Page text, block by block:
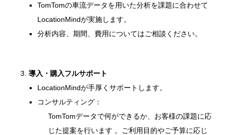
TomTomの車流データを用いた分析を課題に合わせて
LocationMindが実施します。
分析内容、期間、費用についてはご相談ください。
導入・購入フルサポート
LocationMindが手厚くサポートします。
コンサルティング：
TomTomデータで何ができるか、お客様の課題に応
じた提案を行います 。ご利用目的やご予算に応じ